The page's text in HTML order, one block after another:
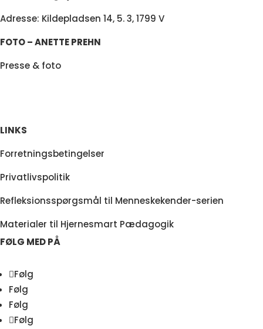
Adresse: Kildepladsen 14, 5. 3, 1799 V
FOTO – ANETTE PREHN
Presse & foto
LINKS
Forretningsbetingelser
Privatlivspolitik
Refleksionsspørgsmål til Menneskekender-serien
Materialer til Hjernesmart Pædagogik
FØLG MED PÅ
Følg
Følg
Følg
Følg